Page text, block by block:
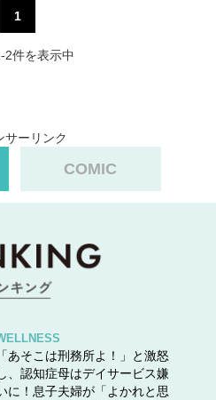
1
2件を表示中
サーリンク
COMIC
「あそこは刑務所よ！」と激怒
、認知症母はデイサービス嫌
に！息子夫婦が「よかれと思